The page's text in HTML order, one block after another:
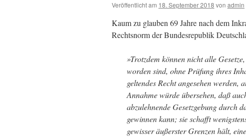
Veröffentlicht am 18. September 2018 von admin
Kaum zu glauben 69 Jahre nach dem
Rechtsnorm der Bundesrepublik
»Trotzdem können nicht alle
worden sind, ohne Prüfung ihres
geltendes Recht angesehen
Annahme würde übersehen, daß
abzulehnende Gesetzgebung durch
gewinnen kann; sie schafft
gewisser äußerster Grenzen hält,